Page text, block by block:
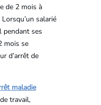
de 2 mois à
Lorsqu’un salarié
pendant ses
mois se
d’arrêt de
maladie
travail,